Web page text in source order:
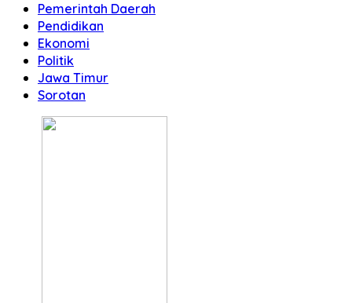
Pemerintah Daerah
Pendidikan
Ekonomi
Politik
Jawa Timur
Sorotan